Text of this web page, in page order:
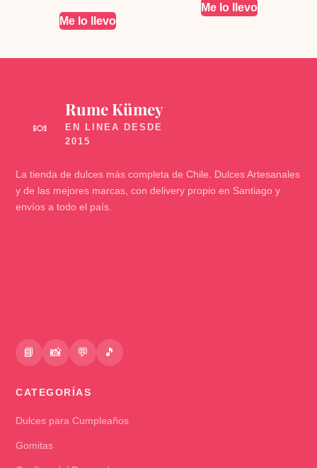
Me lo llevo
Me lo llevo
🍬
Rume Kümey
La tienda de dulces más completa de Chile. Dulces Artesanales
y de las mejores marcas, con delivery propio en Santiago y
envíos a todo el país.
📘 📸 💬 🎵
CATEGORÍAS
Dulces para Cumpleaños
Gomitas